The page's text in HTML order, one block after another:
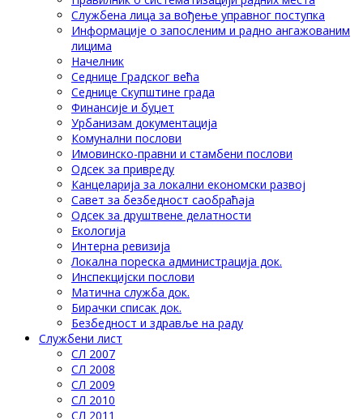
Службена лица за вођење управног поступка
Информације о запосленим и радно ангажованим
лицима
Начелник
Седнице Градског већа
Седнице Скупштине града
Финансије и буџет
Урбанизам документација
Комунални послови
Имовинско-правни и стамбени послови
Одсек за привреду
Канцеларија за локални економски развој
Савет за безбедност саобраћаја
Одсек за друштвене делатности
Eкологија
Интерна ревизија
Локална пореска администрација док.
Инспекцијски послови
Матична служба док.
Бирачки списак док.
Безбедност и здравље на раду
Службени лист
СЛ 2007
СЛ 2008
СЛ 2009
СЛ 2010
СЛ 2011